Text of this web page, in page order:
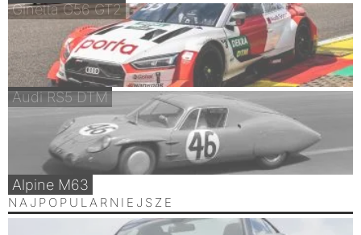
Ginetta G56 GT2
Audi RS5 DTM
Alpine M63
NAJPOPULARNIEJSZE